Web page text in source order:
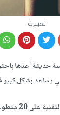
تعبيرية
حديثة أعدها
يساعد بشكل
وراقب